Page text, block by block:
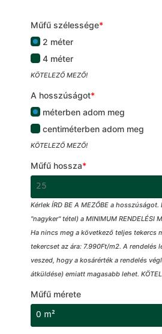
Műfű szélessége*
2 méter
4 méter
KÖTELEZŐ MEZŐ!
A hosszúságot*
méterben adom meg
centiméterben adom meg
KÖTELEZŐ MEZŐ!
Műfű hossza*
Kérlek ÍRD BE A MEZŐBE a
"nagyker" tétel) a MINIMUM RENDELÉSI
Ha nincs meg a következő teljes tekercs
tekercset az ára: 7.990Ft/m2. A rendelés
veszed, hogy a kosárérték a rendelés
átküldése) emiatt magasabb lehet.
Műfű mérete